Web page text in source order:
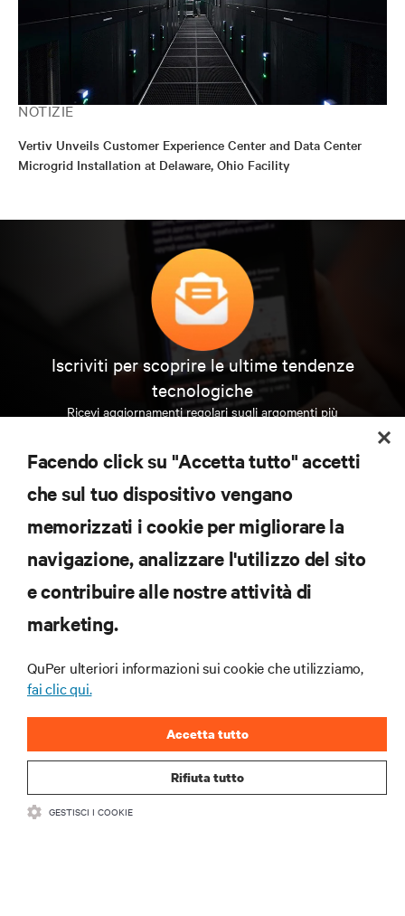
NOTIZIE
Vertiv Unveils Customer Experience Center and Data Center
Microgrid Installation at Delaware, Ohio Facility
Iscriviti per scoprire le ultime tendenze
tecnologiche
Ricevi aggiornamenti regolari sugli argomenti più
data center e infrastrutture.
ISCRIVITI SUBITO
SUPPORTO
AZIENDA
CONTATTACI
Facendo click su "Accetta tutto" accetti
che sul tuo dispositivo vengano
memorizzati i cookie per migliorare la
navigazione, analizzare l'utilizzo del sito
e contribuire alle nostre attività di
marketing.
QuPer ulteriori informazioni sui cookie che utilizziamo,
fai clic qui.
Rifiuta tutto
Accetta tutto
GESTISCI I COOKIE